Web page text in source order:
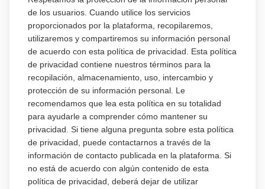
de los usuarios. Cuando utilice los servicios
proporcionados por la plataforma, recopilaremos,
utilizaremos y compartiremos su información personal
de acuerdo con esta política de privacidad. Esta política
de privacidad contiene nuestros términos para la
recopilación, almacenamiento, uso, intercambio y
protección de su información personal. Le
recomendamos que lea esta política en su totalidad
para ayudarle a comprender cómo mantener su
privacidad. Si tiene alguna pregunta sobre esta política
de privacidad, puede contactarnos a través de la
información de contacto publicada en la plataforma. Si
no está de acuerdo con algún contenido de esta
política de privacidad, deberá dejar de utilizar